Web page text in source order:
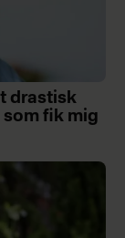
drastisk
fik mig